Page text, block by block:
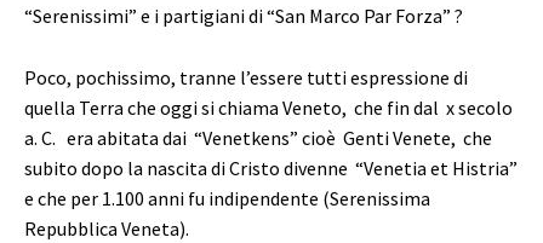
“Serenissimi” e i partigiani di “San Marco Par Forza” ?
Poco, pochissimo, tranne l’essere tutti espressione di
quella Terra che oggi si chiama Veneto, che fin dal x secolo
a. C. era abitata dai “Venetkens” cioè Genti Venete, che
subito dopo la nascita di Cristo divenne “Venetia et Histria”
e che per 1.100 anni fu indipendente (Serenissima
Repubblica Veneta).